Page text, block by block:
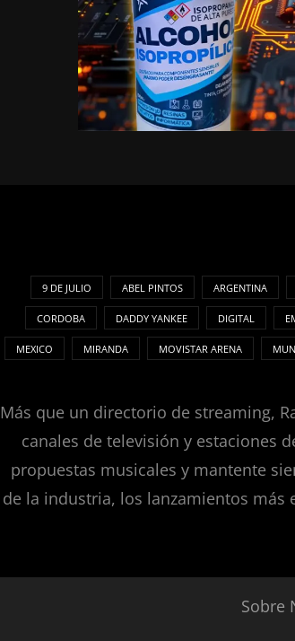
9 DE JULIO ABEL PINTOS ARGENTINA
CORDOBA DADDY YANKEE DIGITAL
MEXICO MIRANDA MOVISTAR ARENA
Más que un directorio de streaming,
canales de televisión y estaciones
propuestas musicales y mantente
de la industria, los lanzamientos más
Sobre